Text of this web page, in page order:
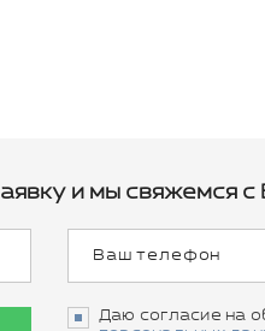
и мы свяжемся с
Даю согласие на